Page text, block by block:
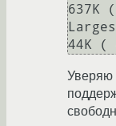
637K
Уверяю